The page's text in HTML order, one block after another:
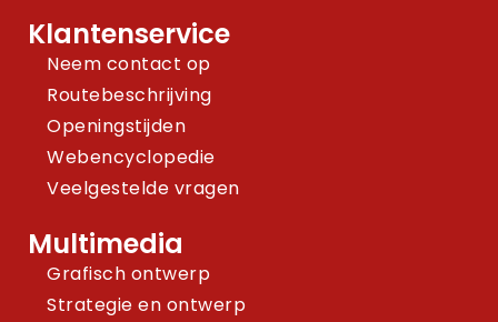
Klantenservice
Neem contact op
Routebeschrijving
Openingstijden
Webencyclopedie
Veelgestelde vragen
Multimedia
Grafisch ontwerp
Strategie en ontwerp